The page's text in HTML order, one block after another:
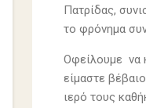
Πατρίδας,
το φρόνημα
Οφείλουμε να
είμαστε
ιερό τους